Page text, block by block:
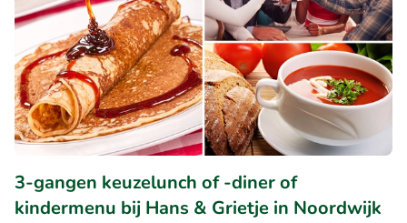
3-gangen keuzelunch of -diner of
kindermenu bij Hans & Grietje in Noordwijk